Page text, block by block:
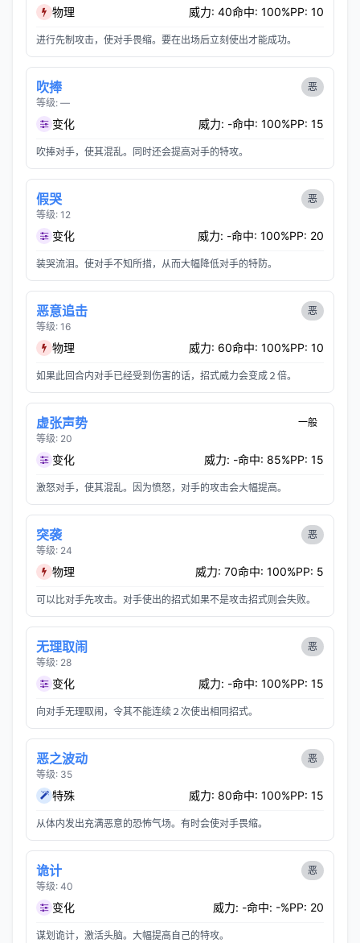
物理 威力: 40命中: 100%PP: 10
进行先制攻击，使对手畏缩。要在出场后立刻使出才能成功。
吹捧
等级: —
恶
变化 威力: -命中: 100%PP: 15
吹捧对手，使其混乱。同时还会提高对手的特攻。
假哭
等级: 12
恶
变化 威力: -命中: 100%PP: 20
装哭流泪。使对手不知所措，从而大幅降低对手的特防。
恶意追击
等级: 16
恶
物理 威力: 60命中: 100%PP: 10
如果此回合内对手已经受到伤害的话，招式威力会变成２倍。
虚张声势
等级: 20
一般
变化 威力: -命中: 85%PP: 15
激怒对手，使其混乱。因为愤怒，对手的攻击会大幅提高。
突袭
等级: 24
恶
物理 威力: 70命中: 100%PP: 5
可以比对手先攻击。对手使出的招式如果不是攻击招式则会失败。
无理取闹
等级: 28
恶
变化 威力: -命中: 100%PP: 15
向对手无理取闹，令其不能连续２次使出相同招式。
恶之波动
等级: 35
恶
特殊 威力: 80命中: 100%PP: 15
从体内发出充满恶意的恐怖气场。有时会使对手畏缩。
诡计
等级: 40
恶
变化 威力: -命中: -%PP: 20
谋划诡计，激活头脑。大幅提高自己的特攻。